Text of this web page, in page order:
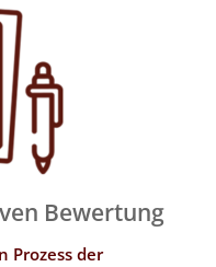
Bewertung
Prozess der